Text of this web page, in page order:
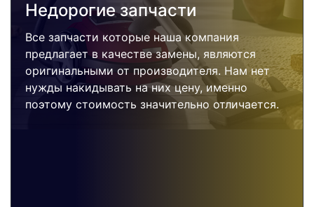
Недорогие запчасти
Все запчасти которые наша компания
предлагает в качестве замены, являются
оригинальными от производителя. Нам нет
нужды накидывать на них цену, именно
поэтому стоимость значительно отличается.